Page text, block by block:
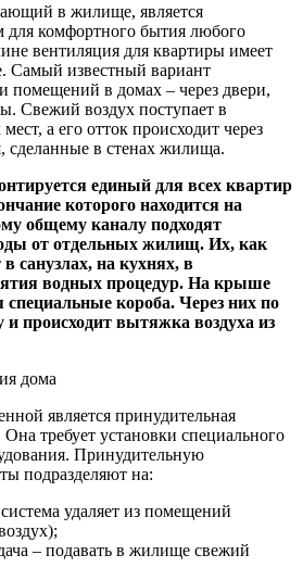
в жилище, является
комфортного бытия любого
вентиляция для квартиры имеет
Самый известный вариант
помещений в домах – через двери,
Свежий воздух поступает в
а его отток происходит через
сделанные в стенах жилища.
единый для всех квартир
которого находится на
общему каналу подходят
от отдельных жилищ. Их, как
санузлах, на кухнях, в
водных процедур. На крыше
специальные короба. Через них по
и происходит вытяжка воздуха из
дома
является принудительная
требует установки специального
Принудительную
подразделяют на:
удаляет из помещений
– подавать в жилище свежий